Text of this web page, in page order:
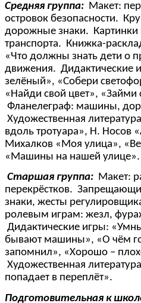
Средняя группа: Макет:
островок безопасности.
дорожные знаки. Картинки
транспорта. Книжка-
«Что должны знать дети о
движения. Дидактические
зелёный», «Собери
«Найди свой цвет», «Займи
Фланелеграф: машины,
Художественная
вдоль тротуара», Н. Носов
Михалков «Моя улица»,
«Машины на нашей улице».
Старшая группа: Макет:
перекрёстков.
знаки, жесты
ролевым играм: жезл,
Дидактические игры:
бывают машины», «О чём
запомнил», «Хорошо –
Художественная
попадает в переплёт».
Подготовительная к